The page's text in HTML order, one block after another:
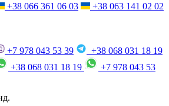
+38 066 361 06 03
+38 063 141 02 02
+7 978 043 53 39
+38 068 031 18 19
+38 068 031 18 19
+7 978 043 53